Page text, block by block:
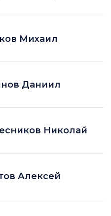
Михаил
Даниил
Николай
Алексей